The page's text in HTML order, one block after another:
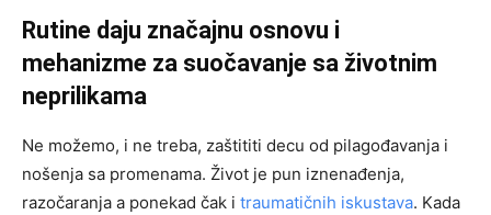
Rutine daju značajnu osnovu i
mehanizme za suočavanje sa životnim
neprilikama
Ne možemo, i ne treba, zaštititi decu od pilagođavanja i
nošenja sa promenama. Život je pun iznenađenja,
razočaranja a ponekad čak i traumatičnih iskustava. Kada